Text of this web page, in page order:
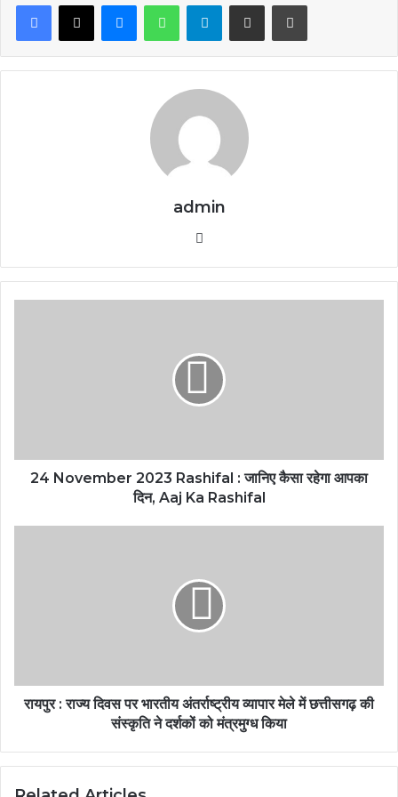
Facebook
X MessengerWhatsAppTelegramShare via Email Print
admin
24 November 2023 Rashifal : जानिए कैसा रहेगा आपका
दिन, Aaj Ka Rashifal
रायपुर : राज्य दिवस पर भारतीय अंतर्राष्ट्रीय व्यापार मेले में छत्तीसगढ़ की
संस्कृति ने दर्शकों को मंत्रमुग्ध किया